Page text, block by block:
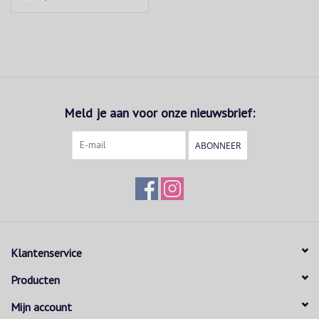
voor de gekleurde en fijne was.
Vakkundige en precieze verwerking in eigen Europese productie
Gebruik van Fairtrade-katoen
Hoogwaardige binnenuitrusting
Stijlvolle details
Meld je aan voor onze nieuwsbrief:
ABONNEER
Klantenservice
Producten
Mijn account